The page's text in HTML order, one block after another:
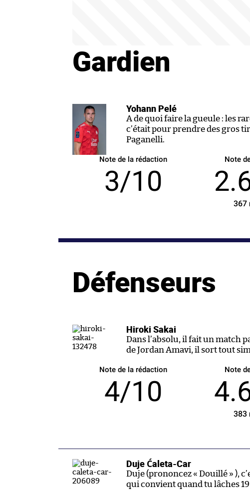
Gardien
Yohann Pelé
A de quoi faire la gueule : les
c’était pour prendre des gros
Paganelli.
Note de la rédaction
3/10
Note
367
Défenseurs
Hiroki Sakai
Dans l’absolu, il fait un match
de Jordan Amavi, il sort tout
Note de la rédaction
4/10
Note
383
Duje Ćaleta-Car
Duje (prononcez « Douillé » ),
qui convient quand tu lâches